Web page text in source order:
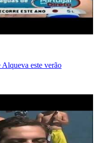
Alqueva este verão